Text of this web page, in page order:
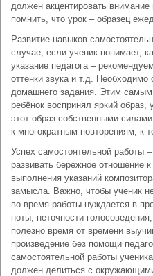
должен акцентировать
помнить, что урок – образец
Развитие навыков
случае, если ученик понимает,
указание педагога –
оттенки звука и т.д.
домашнего задания. Этим
ребёнок воспринял яркий образ,
этот образ собственными
к многократным повторениям, к
Успех самостоятельной работы
развивать бережное отношение
выполнения указаний
замысла. Важно, чтобы ученик
во время работы нуждается в
ноты, неточности
полезно время от времени
произведение без помощи
самостоятельной работы
должен делиться с